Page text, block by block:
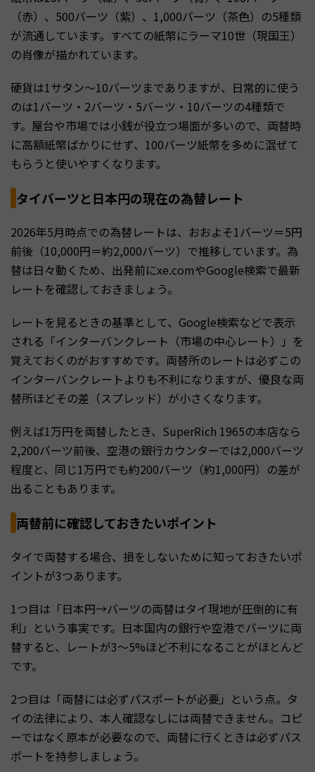
（赤）、500バーツ（紫）、1,000バーツ（茶色）の5種類
が流通しています。すべての紙幣にラーマ10世（現国王）
の肖像が描かれています。
硬貨は1サタン〜10バーツまでありますが、日常的に使う
のは1バーツ・2バーツ・5バーツ・10バーツの4種類で
す。屋台や市場では小銭が役立つ場面が多いので、両替時
に高額紙幣ばかりにせず、100バーツ紙幣を多めに混ぜて
もらうと使いやすくなります。
タイバーツと日本円の現在の為替レート
2026年5月時点での為替レートは、おおよそ1バーツ＝5円
前後（10,000円＝約2,000バーツ）で推移しています。為
替は日々動くため、出発前にxe.comやGoogle検索で最新
レートを確認しておきましょう。
レートを見るときの基準として、Google検索などで表示
される「インターバンクレート（市場の中心レート）」を
覚えておくのがおすすめです。両替所のレートは必ずこの
インターバンクレートよりも不利になりますが、優良な両
替所ほどその差（スプレッド）が小さくなります。
例えば1万円を両替したとき、SuperRich 1965の本店なら
2,200バーツ前後、空港の銀行カウンターでは2,000バーツ
程度と、同じ1万円でも約200バーツ（約1,000円）の差が
出ることもあります。
両替前に確認しておきたいポイント
タイで両替する場合、損をしないために知っておきたいポ
イントが3つあります。
1つ目は「日本円→バーツの両替はタイ現地が圧倒的に有
利」という事実です。日本国内の銀行や空港でバーツに両
替すると、レートが3〜5%ほど不利になることがほとんど
です。
2つ目は「両替には必ずパスポートが必要」という点。タ
イの法律により、本人確認なしには両替できません。コピ
ーではなく原本が必要なので、両替に行くときは必ずパス
ポートを持参しましょう。